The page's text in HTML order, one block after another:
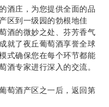
酒庄，为您提供全面的品
区到一级园的勃根地佳
酒的微妙之处、芬芳香气
就了夜丘葡萄酒享誉全球
式确保您在每个环节都能
酒专家进行深入的交流。
萄酒产区之一后，返回第